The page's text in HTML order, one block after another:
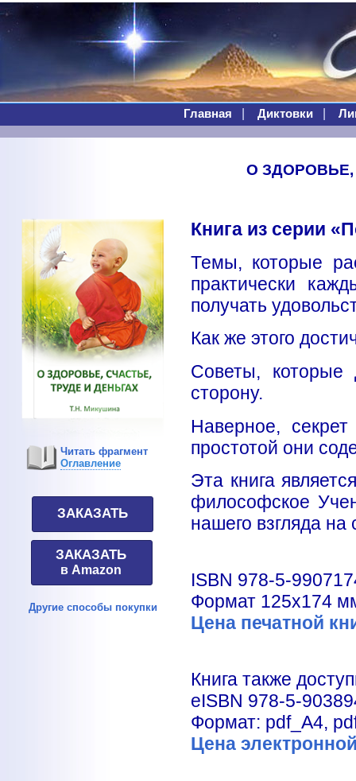
Главная Диктовки
О ЗДОРОВЬЕ,
Читать фрагмент
Оглавление
ЗАКАЗАТЬ
ЗАКАЗАТЬ
в Amazon
Другие способы покупки
Книга из серии
Темы, которые
практически
получать
Как же этого
Советы,
сторону.
Наверное,
простотой они
Эта книга
философское
нашего взгляда
ISBN 978-5-
Формат 125х174
Цена печатной
Книга также
eISBN 978-5-
Формат: pdf_A4,
Цена